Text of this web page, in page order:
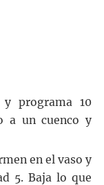
programa 10
a un cuenco y
en el vaso y
5. Baja lo que